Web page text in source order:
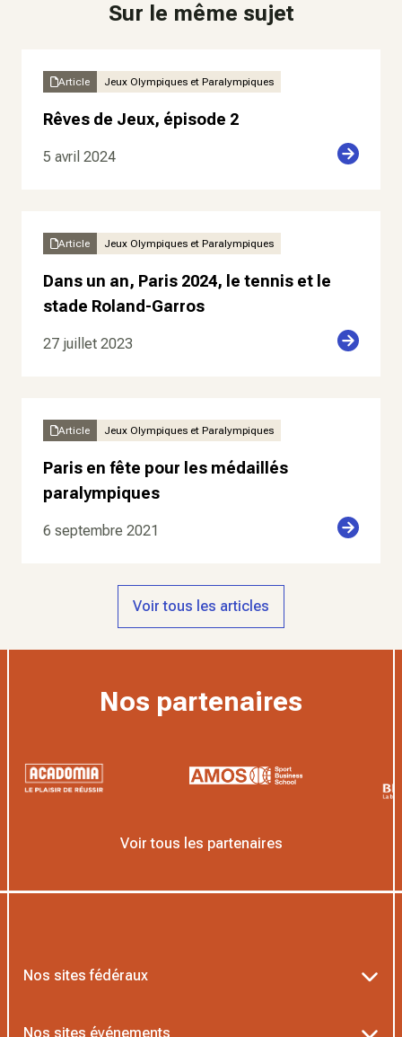
Sur le même sujet
Article Jeux Olympiques et Paralympiques
Rêves de Jeux, épisode 2
5 avril 2024
Article Jeux Olympiques et Paralympiques
Dans un an, Paris 2024, le tennis et le
stade Roland-Garros
27 juillet 2023
Article Jeux Olympiques et Paralympiques
Paris en fête pour les médaillés
paralympiques
6 septembre 2021
Voir tous les articles
Nos partenaires
Voir tous les partenaires
Nos sites fédéraux
Nos sites événements